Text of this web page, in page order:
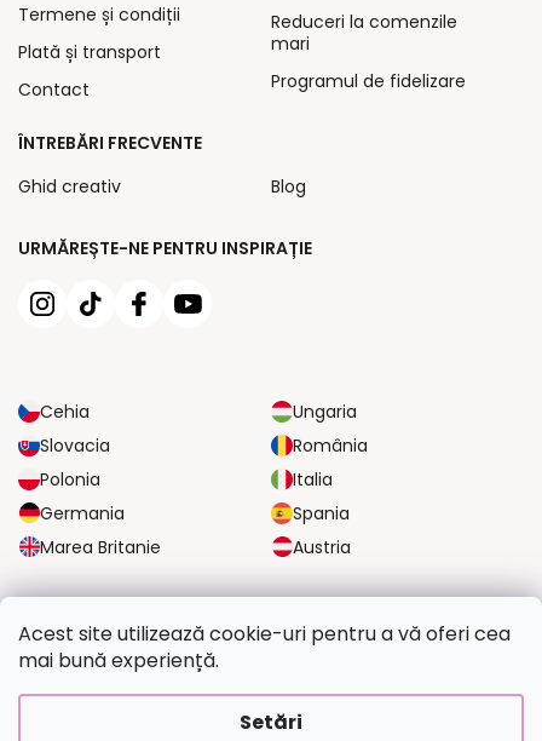
Acest site utilizează cookie-uri pentru a vă oferi cea
mai bună experiență.
Setări
URMĂREȘTE-NE PENTRU INSPIRAȚIE
Cehia
Ungaria
Slovacia
România
Polonia
Italia
Germania
Spania
Marea Britanie
Austria
Termene și condiții
Plată și transport
Contact
Reduceri la comenzile
mari
Programul de fidelizare
ÎNTREBĂRI FRECVENTE
Ghid creativ
Blog
OPȚIUNI DE PLATĂ SIGURE